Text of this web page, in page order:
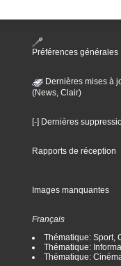
Préférences générales
Dernières mises à
(News, Clair)
[-] Dernières
Rapports de réception
Images manquantes
Français
Thématique: Sport,
Thématique:
Thématique: